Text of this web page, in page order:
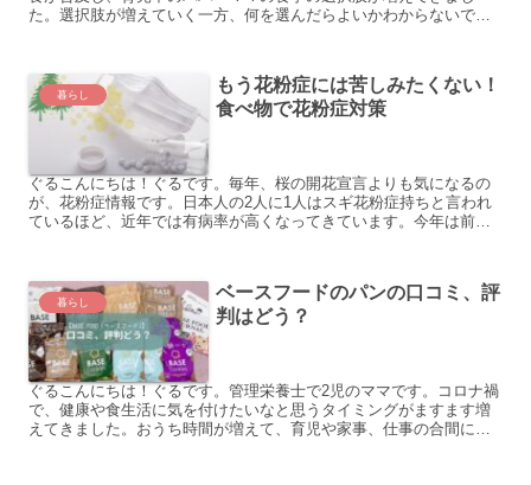
た。選択肢が増えていく一方、何を選んだらよいかわからないです
暮らし
もう花粉症には苦しみたくない！
食べ物で花粉症対策
ぐるこんにちは！ぐるです。毎年、桜の開花宣言よりも気になるの
が、花粉症情報です。日本人の2人に1人はスギ花粉症持ちと言われ
ているほど、近年では有病率が高くなってきています。今年は前年
暮らし
ベースフードのパンの口コミ、評
判はどう？
ぐるこんにちは！ぐるです。管理栄養士で2児のママです。コロナ禍
で、健康や食生活に気を付けたいなと思うタイミングがますます増
えてきました。おうち時間が増えて、育児や家事、仕事の合間にさ